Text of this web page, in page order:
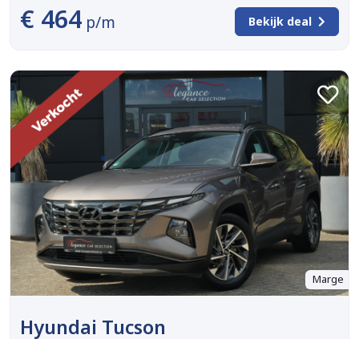
€ 464 p/m Bekijk deal
Marge
Hyundai Tucson